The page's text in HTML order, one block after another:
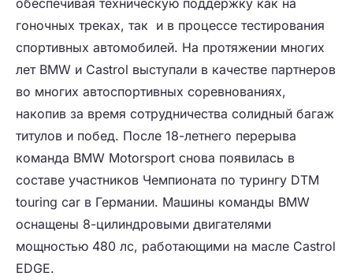
обеспечивая техническую поддержку как на
гоночных треках, так и в процессе тестирования
спортивных автомобилей. На протяжении многих
лет BMW и Castrol выступали в качестве партнеров
во многих автоспортивных соревнованиях,
накопив за время сотрудничества солидный багаж
титулов и побед. После 18-летнего перерыва
команда BMW Motorsport снова появилась в
составе участников Чемпионата по турингу DTM
touring car в Германии. Машины команды BMW
оснащены 8-цилиндровыми двигателями
мощностью 480 лс, работающими на масле Castrol
EDGE.